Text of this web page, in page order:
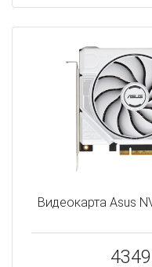
Видеокарта Asus